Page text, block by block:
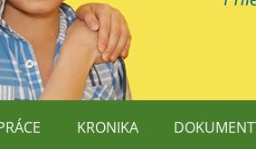
KRONIKA